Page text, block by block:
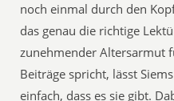
noch einmal durch den
das genau die richtige
zunehmender Altersarmut
Beiträge spricht, lässt
einfach, dass es sie gibt.